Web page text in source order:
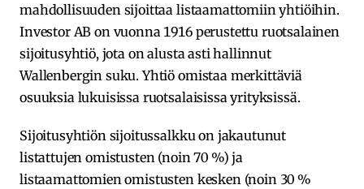
mahdollisuuden sijoittaa listaamattomiin yhtiöihin.
Investor AB on vuonna 1916 perustettu ruotsalainen
sijoitusyhtiö, jota on alusta asti hallinnut
Wallenbergin suku. Yhtiö omistaa merkittäviä
osuuksia lukuisissa ruotsalaisissa yrityksissä.
Sijoitusyhtiön sijoitussalkku on jakautunut
listattujen omistusten (noin 70 %) ja
listaamattomien omistusten kesken (noin 30 %